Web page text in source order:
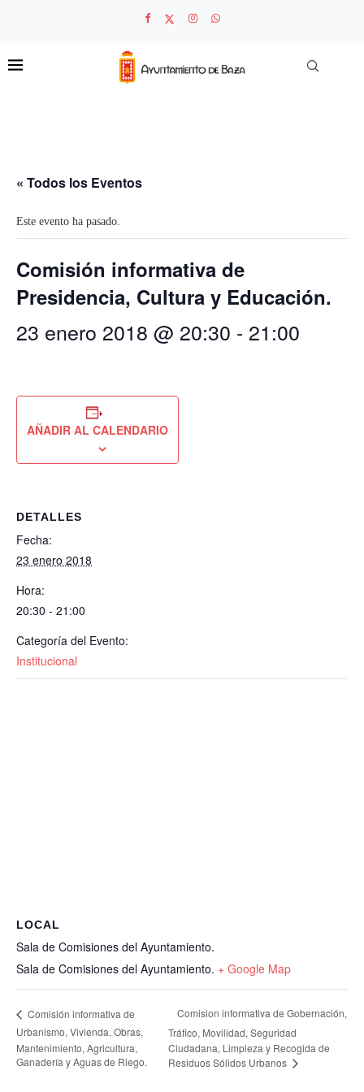
« Todos los Eventos
Este evento ha pasado.
Comisión informativa de
Presidencia, Cultura y Educación.
23 enero 2018 @ 20:30 - 21:00
AÑADIR AL CALENDARIO
DETALLES
Fecha:
23 enero 2018
Hora:
20:30 - 21:00
Categoría del Evento:
Institucional
LOCAL
Sala de Comisiones del Ayuntamiento.
Sala de Comisiones del Ayuntamiento. + Google Map
Comisión informativa de
Urbanismo, Vivienda, Obras,
Mantenimiento, Agricultura,
Ganadería y Aguas de Riego.
Comision informativa de Gobernación,
Tráfico, Movilidad, Seguridad
Ciudadana, Limpieza y Recogida de
Residuos Sólidos Urbanos